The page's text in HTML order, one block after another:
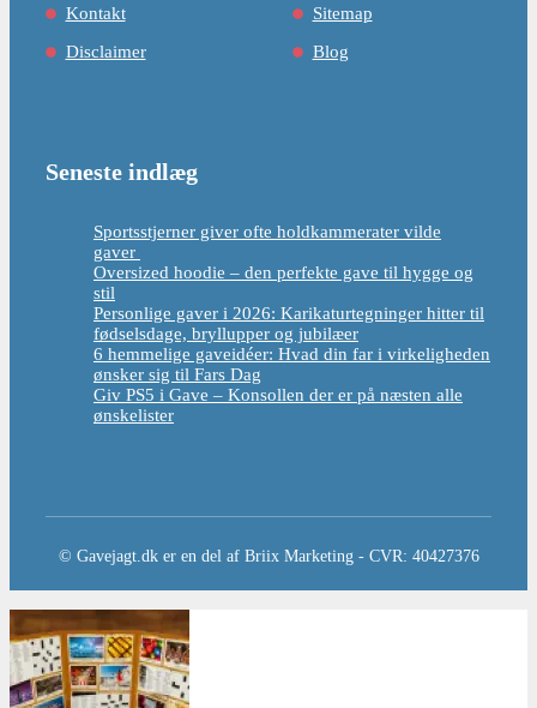
Kontakt
Disclaimer
Sitemap
Blog
Seneste indlæg
Sportsstjerner giver ofte holdkammerater vilde
gaver
Oversized hoodie – den perfekte gave til hygge og
stil
Personlige gaver i 2026: Karikaturtegninger hitter til
fødselsdage, bryllupper og jubilæer
6 hemmelige gaveidéer: Hvad din far i virkeligheden
ønsker sig til Fars Dag
Giv PS5 i Gave – Konsollen der er på næsten alle
ønskelister
© Gavejagt.dk er en del af Briix Marketing - CVR: 40427376